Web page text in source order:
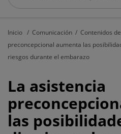
Inicio Comunicación Contenidos
preconcepcional aumenta las
riesgos durante el embarazo
La
asistencia
preconcepcional
La asistencia
las